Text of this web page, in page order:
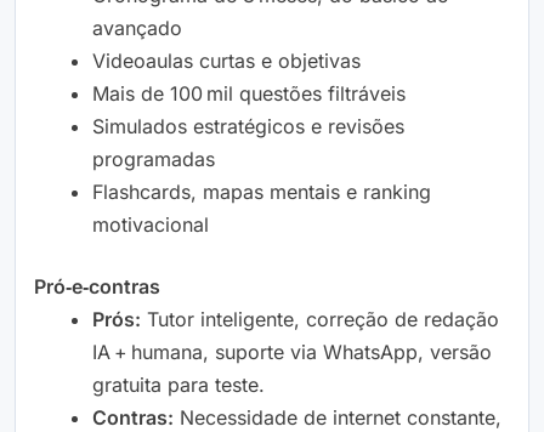
avançado
Videoaulas curtas e objetivas
Mais de 100 mil questões filtráveis
Simulados estratégicos e revisões
programadas
Flashcards, mapas mentais e ranking
motivacional
Pró‑e‑contras
Prós: Tutor inteligente, correção de redação
IA + humana, suporte via WhatsApp, versão
gratuita para teste.
Contras: Necessidade de internet constante,